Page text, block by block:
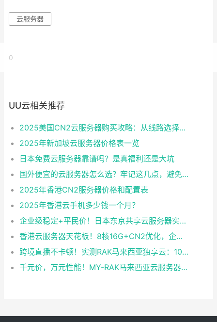
云服务器
0
UU云相关推荐
2025美国CN2云服务器购买攻略：从线路选择到实操最全指南
2025年新加坡云服务器价格表一览
日本免费云服务器靠谱吗？是真福利还是大坑
国外便宜的云服务器怎么选？牢记这几点，避免踩坑
2025年香港CN2服务器价格和配置表
2025年香港云手机多少钱一个月？
企业级稳定+平民价！日本东京共享云服务器实测：CentOS 7.9系统+资源隔离，稳定性达99.99%
香港云服务器天花板！8核16G+CN2优化，企业级数据安全+毫秒级延迟双保险！
跨境直播不卡顿！实测RAK马来西亚独享云：1080P推流稳定，首月6折优惠中
千元价，万元性能！MY-RAK马来西亚云服务器：首月5折+免费SEO工具，中小企业出海“降本神器”